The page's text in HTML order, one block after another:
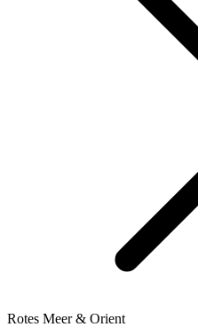
Rotes Meer & Orient